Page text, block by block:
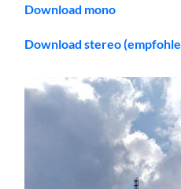
Download mono
Download stereo